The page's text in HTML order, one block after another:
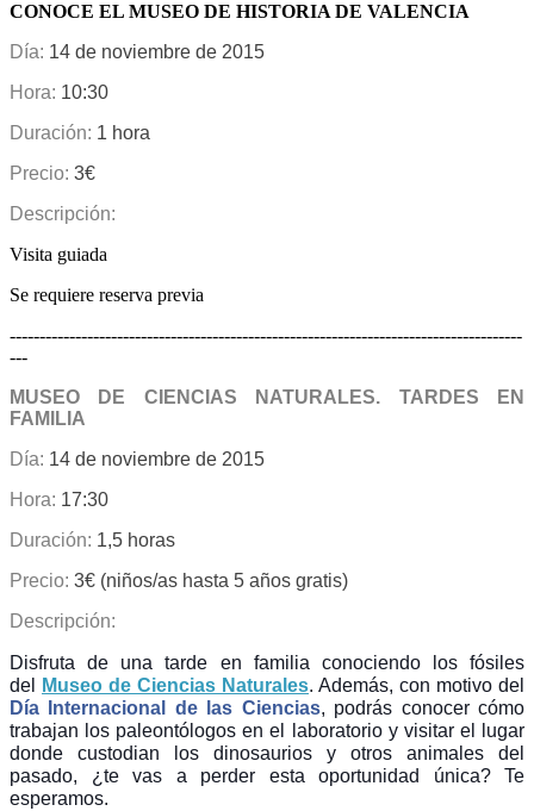
CONOCE EL MUSEO DE HISTORIA DE VALENCIA
Día: 14 de noviembre de 2015
Hora: 10:30
Duración: 1 hora
Precio: 3€
Descripción:
Visita guiada
Se requiere reserva previa
--------------------------------------------------------------------------------------
---
MUSEO DE CIENCIAS NATURALES. TARDES EN
FAMILIA
Día: 14 de noviembre de 2015
Hora: 17:30
Duración: 1,5 horas
Precio: 3€ (niños/as hasta 5 años gratis)
Descripción:
Disfruta de una tarde en familia conociendo los fósiles
del
Museo de Ciencias Naturales. Además, con motivo del
Día Internacional de las Ciencias, podrás conocer cómo
trabajan los paleontólogos en el laboratorio y visitar el lugar
donde custodian los dinosaurios y otros animales del
pasado, ¿te vas a perder esta oportunidad única? Te
esperamos.